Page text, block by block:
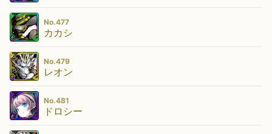
No.477
カカシ
No.479
レオン
No.481
ドロシー